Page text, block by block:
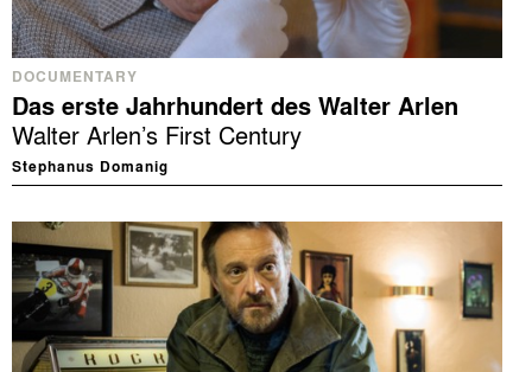
DOCUMENTARY
Das erste Jahrhundert des Walter Arlen
Walter Arlen’s First Century
Stephanus Domanig